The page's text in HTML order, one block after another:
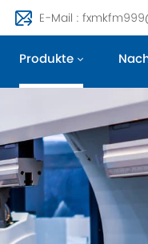
E-Mail :
Produkte